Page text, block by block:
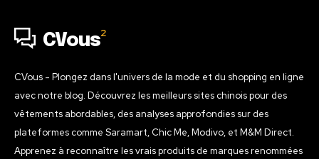
CVous2
CVous - Plongez dans l'univers de la mode et du shopping en ligne
avec notre blog. Découvrez les meilleurs sites chinois pour des
vêtements abordables, des analyses approfondies sur des
plateformes comme Saramart, Chic Me, Modivo, et M&M Direct.
Apprenez à reconnaître les vrais produits de marques renommées